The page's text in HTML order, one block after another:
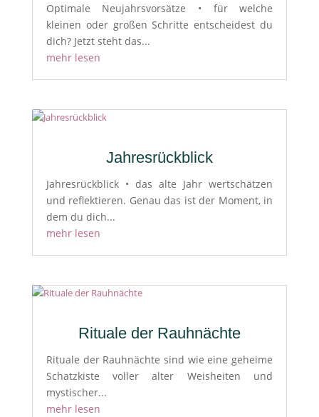
Optimale Neujahrsvorsätze • für welche
kleinen oder großen Schritte entscheidest du
dich? Jetzt steht das...
mehr lesen
Jahresrückblick
Jahresrückblick • das alte Jahr wertschätzen
und reflektieren. Genau das ist der Moment, in
dem du dich...
mehr lesen
Rituale der Rauhnächte
Rituale der Rauhnächte sind wie eine geheime
Schatzkiste voller alter Weisheiten und
mystischer...
mehr lesen